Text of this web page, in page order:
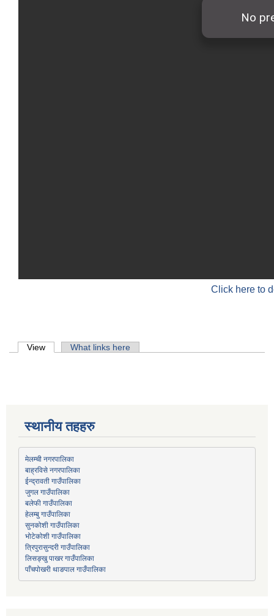
Click here to
Primary tabs
View (active tab)What links here
स्थानीय तहहरु
मेलम्ची नगरपालिका
बाह्रविसे नगरपालिका
ईन्द्रावती गाउँपालिका
जुगल गाउँपालिका
बलेफी गाउँपालिका
हेलम्बु गाउँपालिका
सुनकोशी गाउँपालिका
भोटेकोशी गाउँपालिका
त्रिपुरासुन्दरी गाउँपालिका
लिसङ्खु पाखर गाउँपालिका
पाँचपोखरी थाङपाल गाउँपालिका